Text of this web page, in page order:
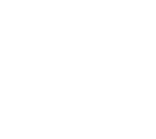
Sección oficial
certamen de